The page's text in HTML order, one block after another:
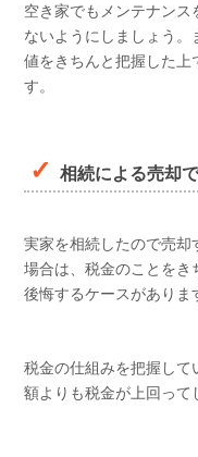
空き家でもメンテナンス
ないようにしましょう
値をきちんと把握した上
す。
相続による売却
実家を相続したので売却
場合は、税金のことをき
後悔するケースがありま
税金の仕組みを把握して
額よりも税金が上回って